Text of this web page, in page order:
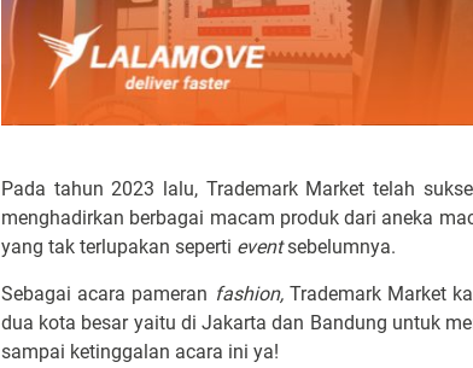
Pada tahun 2023 lalu, Trademark Market telah
menghadirkan berbagai macam produk dari aneka
yang tak terlupakan seperti eventsebelumnya.
Sebagai acara pameran fashion,Trademark Market
dua kota besar yaitu di Jakarta dan Bandung untuk
sampai ketinggalan acara ini ya!